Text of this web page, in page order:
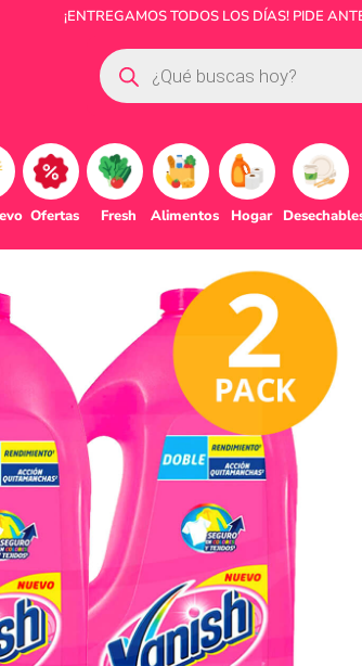
¡ENTREGAMOS TODOS LOS DÍAS! PIDE
Ofertas Fresh Alimentos Hogar